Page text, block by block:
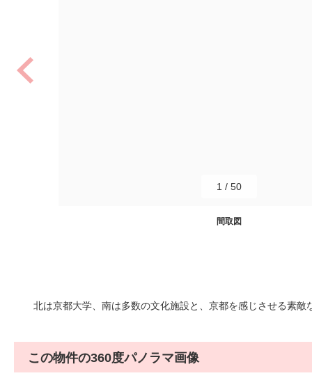
間取図
1 / 50
北は京都大学、南は多数の文化施設と、京都を感じさせる素
この物件の360度パノラマ画像